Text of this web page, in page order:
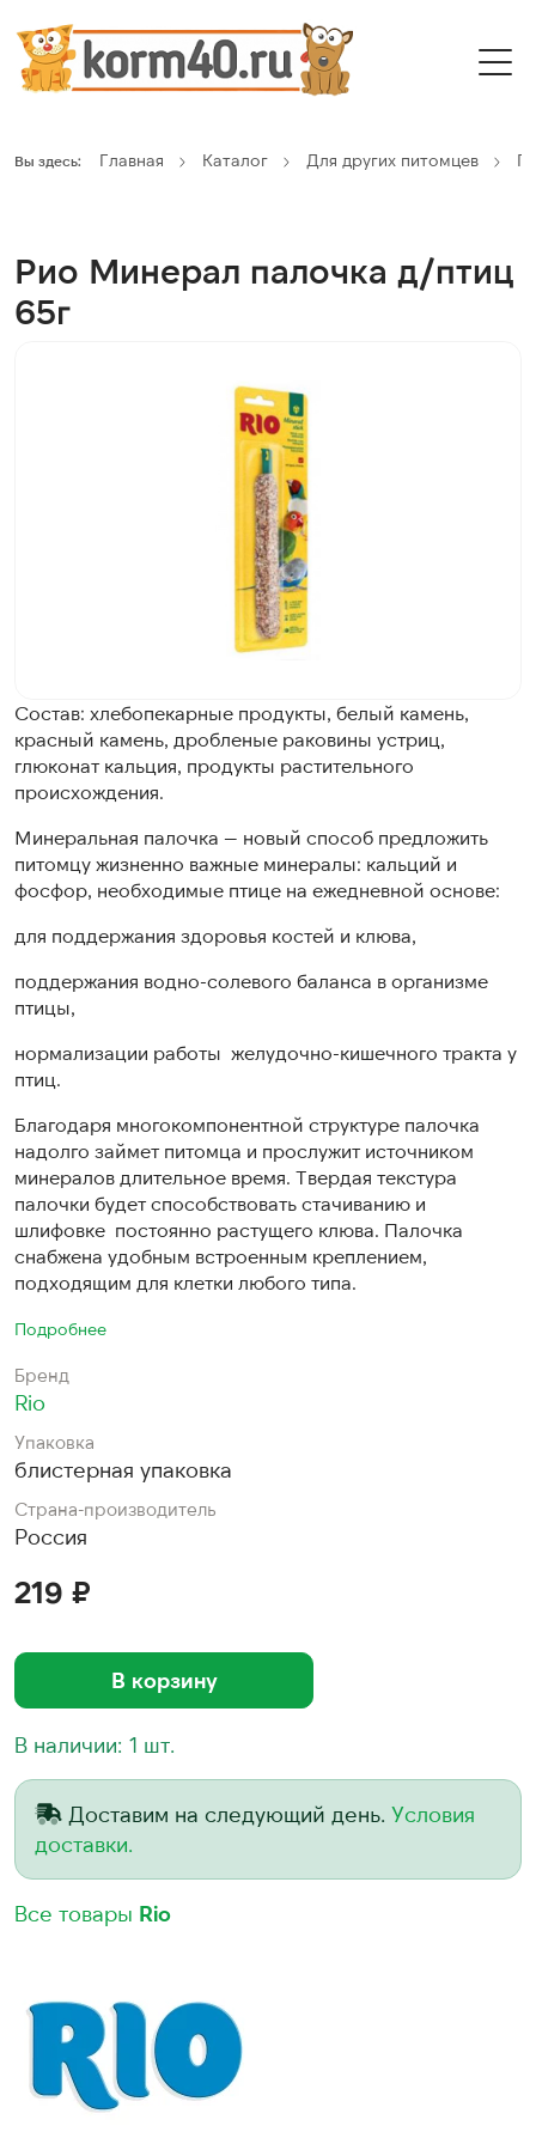
Вы здесь: Главная Каталог Для других питомцев
Рио Минерал палочка д/птиц
65г
Состав: хлебопекарные продукты, белый камень,
красный камень, дробленые раковины устриц,
глюконат кальция, продукты растительного
происхождения.
Минеральная палочка — новый способ предложить
питомцу жизненно важные минералы: кальций и
фосфор, необходимые птице на ежедневной основе:
для поддержания здоровья костей и клюва,
поддержания водно-солевого баланса в организме
птицы,
нормализации работы желудочно-кишечного тракта у
птиц.
Благодаря многокомпонентной структуре палочка
надолго займет питомца и прослужит источником
минералов длительное время. Твердая текстура
палочки будет способствовать стачиванию и
шлифовке постоянно растущего клюва. Палочка
снабжена удобным встроенным креплением,
подходящим для клетки любого типа.
Подробнее
Бренд
Rio
Упаковка
блистерная упаковка
Страна-производитель
Россия
219 ₽
В корзину
В наличии: 1 шт.
Доставим на следующий день. Условия
доставки.
Все товары Rio